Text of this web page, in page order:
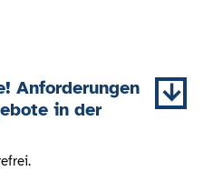
Anforderungen
in der